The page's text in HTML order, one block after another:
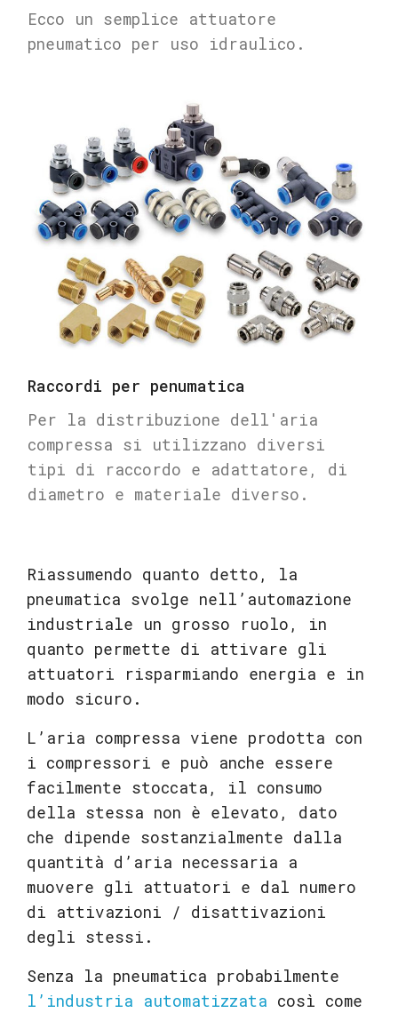
Ecco un semplice attuatore
pneumatico per uso idraulico.
Raccordi per penumatica
Per la distribuzione dell'aria
compressa si utilizzano diversi
tipi di raccordo e adattatore, di
diametro e materiale diverso.
Riassumendo quanto detto, la
pneumatica svolge nell’automazione
industriale un grosso ruolo, in
quanto permette di attivare gli
attuatori risparmiando energia e in
modo sicuro.
L’aria compressa viene prodotta con
i compressori e può anche essere
facilmente stoccata, il consumo
della stessa non è elevato, dato
che dipende sostanzialmente dalla
quantità d’aria necessaria a
muovere gli attuatori e dal numero
di attivazioni / disattivazioni
degli stessi.
Senza la pneumatica probabilmente
l’industria automatizzata così come